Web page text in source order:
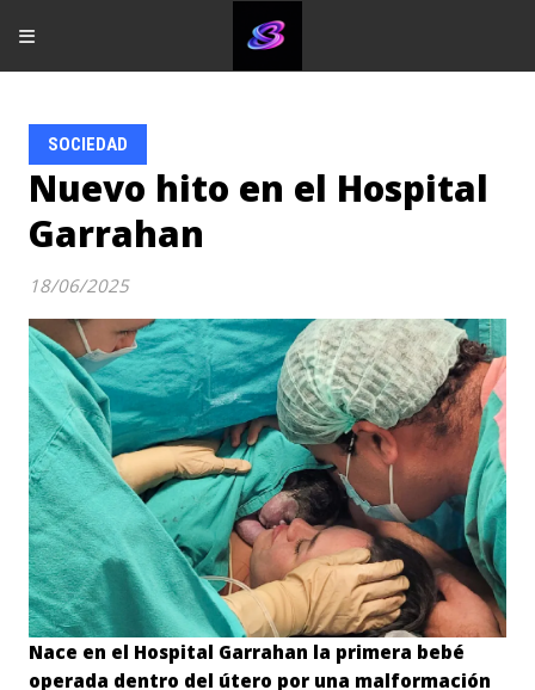
Nuevo hito en el Hospital
Garrahan
SOCIEDAD
18/06/2025
Nace en el Hospital Garrahan la primera bebé
operada dentro del útero por una malformación